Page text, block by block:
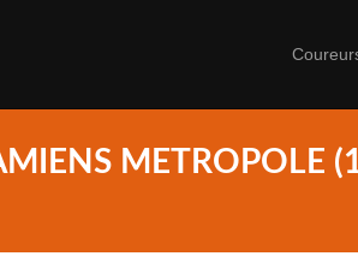
METROPOLE